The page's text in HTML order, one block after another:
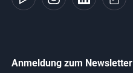
Anmeldung zum Newsletter